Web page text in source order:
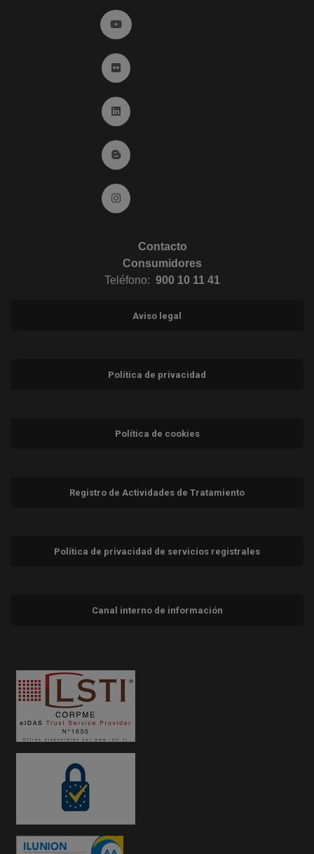
Ir a YouTube (abre en ventana nueva)
Ir a Flickr (abre en ventana nueva)
Ir a Linkedin (abre en ventana nueva)
Ir al Blog (abre en ventana nueva)
Ir a Instagram (abre en ventana nueva)
Contacto
Consumidores
Teléfono: 900 10 11 41
Aviso legal
Política de privacidad
Política de cookies
Registro de Actividades de Tratamiento
Política de privacidad de servicios registrales
Canal interno de información